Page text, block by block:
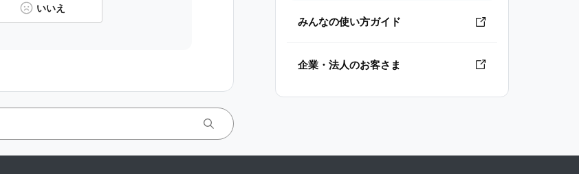
みんなの使い方ガイド
企業・法人のお客さま
いいえ